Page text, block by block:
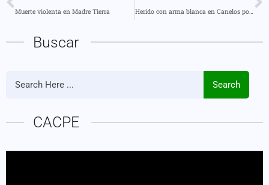
Muerte violenta en Madre Tierra Herido con arma blanca en Canelos por su hermano
Buscar
Search
CACPE